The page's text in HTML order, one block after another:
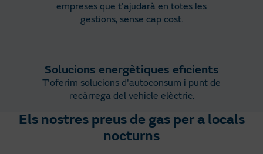
empreses que t'ajudarà en totes les
gestions, sense cap cost.
Solucions energètiques eficients
T'oferim solucions d'autoconsum i punt de
recàrrega del vehicle elèctric.
Els nostres preus de gas per a locals
nocturns